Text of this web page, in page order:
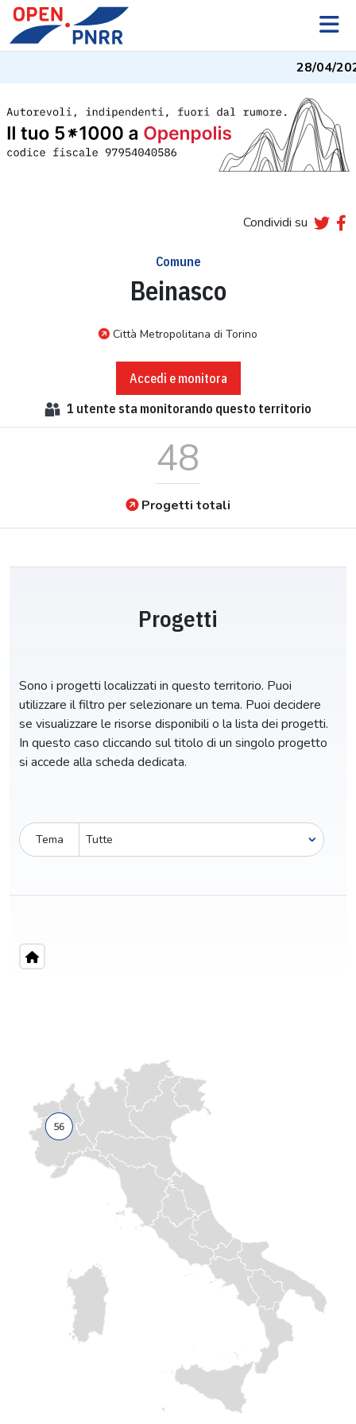
28/04/
Condividi su
Comune
Beinasco
Città Metropolitana di Torino
Accedi e monitora
1 utente sta monitorando questo territorio
48
Progetti totali
Progetti
Sono i progetti localizzati in questo territorio. Puoi
utilizzare il filtro per selezionare un tema. Puoi decidere
se visualizzare le risorse disponibili o la lista dei progetti.
In questo caso cliccando sul titolo di un singolo progetto
si accede alla scheda dedicata.
Tema